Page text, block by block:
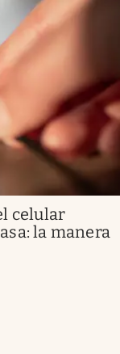
celular
la manera